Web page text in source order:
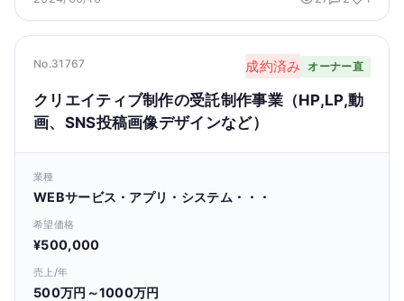
No.31767 成約済み オーナー直
クリエイティブ制作の受託制作事業（HP,LP,動
画、SNS投稿画像デザインなど）
業種
WEBサービス・アプリ・システム・・・
希望価格
¥500,000
売上/年
500万円～1000万円